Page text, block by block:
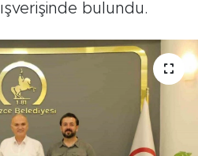
bulundu.